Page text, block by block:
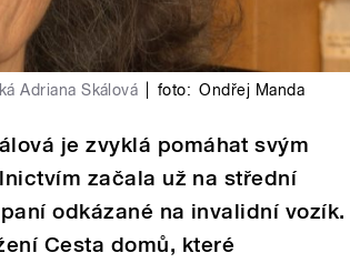
Adriana Skálová foto: Ondřej Manda
je zvyklá pomáhat svým
začala už na střední
odkázané na invalidní vozík.
Cesta domů, které